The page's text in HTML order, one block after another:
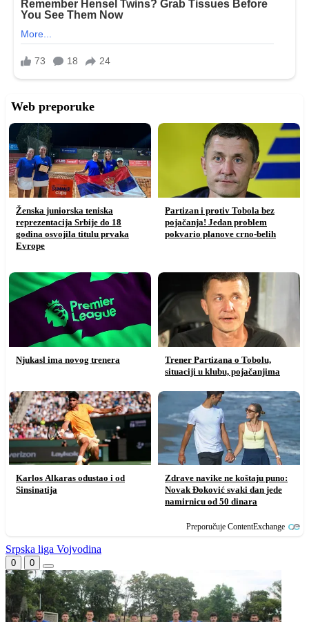
Web preporuke
Ženska juniorska teniska
reprezentacija Srbije do 18
godina osvojila titulu prvaka
Evrope
Partizan i protiv Tobola bez
pojačanja! Jedan problem
pokvario planove crno-belih
Njukasl ima novog trenera
Trener Partizana o Tobolu,
situaciji u klubu, pojačanjima
Karlos Alkaras odustao i od
Sinsinatija
Zdrave navike ne koštaju puno:
Novak Đoković svaki dan jede
namirnicu od 50 dinara
Preporučuje ContentExchange
Srpska liga Vojvodina
0 0